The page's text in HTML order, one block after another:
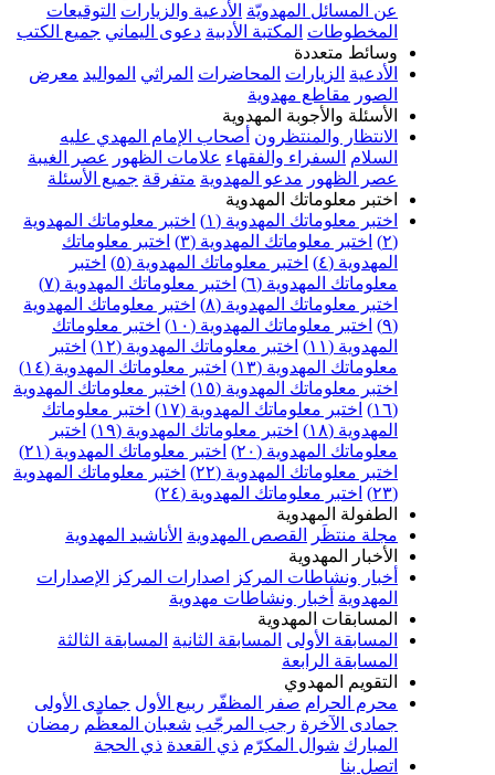
عن المسائل المهدويّة الأدعية والزيارات التوقيعات
المخطوطات المكتبة الأدبية دعوى اليماني جميع الكتب
وسائط متعددة
الأدعية الزيارات المحاضرات المراثي المواليد معرض
الصور مقاطع مهدوية
الأسئلة والأجوبة المهدوية
الانتظار والمنتظرون أصحاب الإمام المهدي عليه
السلام السفراء والفقهاء علامات الظهور
عصر الغيبة
عصر الظهور مدعو المهدوية متفرقة جميع الأسئلة
اختبر معلوماتك المهدوية
اختبر معلوماتك المهدوية (١)
اختبر معلوماتك المهدوية
(٢)
اختبر معلوماتك المهدوية (٣)
اختبر معلوماتك
المهدوية (٤)
اختبر معلوماتك المهدوية (٥)
اختبر
معلوماتك المهدوية (٦)
اختبر معلوماتك المهدوية (٧)
اختبر معلوماتك المهدوية (٨)
اختبر معلوماتك المهدوية
(٩)
اختبر معلوماتك المهدوية (١٠)
اختبر معلوماتك
المهدوية (١١)
اختبر معلوماتك المهدوية (١٢)
اختبر
معلوماتك المهدوية (١٣)
اختبر معلوماتك المهدوية (١٤)
اختبر معلوماتك المهدوية (١٥)
اختبر معلوماتك المهدوية
(١٦)
اختبر معلوماتك المهدوية (١٧)
اختبر معلوماتك
المهدوية (١٨)
اختبر معلوماتك المهدوية (١٩)
اختبر
معلوماتك المهدوية (٢٠)
اختبر معلوماتك المهدوية (٢١)
اختبر معلوماتك المهدوية (٢٢)
اختبر معلوماتك المهدوية
(٢٣)
اختبر معلوماتك المهدوية (٢٤)
الطفولة المهدوية
مجلة منتظَر
القصص المهدوية الأناشيد المهدوية
الأخبار المهدوية
أخبار ونشاطات المركز
اصدارات المركز
الإصدارات
المهدوية أخبار ونشاطات مهدوية
المسابقات المهدوية
المسابقة الأولى المسابقة الثانية المسابقة الثالثة
المسابقة الرابعة
التقويم المهدوي
محرم الحرام صفر المظفّر ربيع الأول جمادى الأولى
جمادى الآخرة رجب المرجّب شعبان المعظّم رمضان
المبارك شوال المكرّم ذي القعدة ذي الحجة
اتصل بنا